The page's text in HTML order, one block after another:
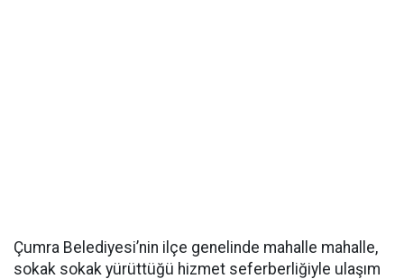
Çumra Belediyesi’nin ilçe genelinde mahalle mahalle,
sokak sokak yürüttüğü hizmet seferberliğiyle ulaşım